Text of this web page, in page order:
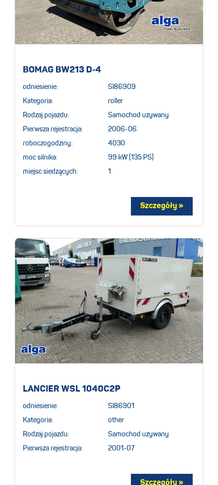
BOMAG BW213 D-4
odniesienie: SI86909
Kategoria: roller
Rodzaj pojazdu: Samochod uzywany
Pierwsza rejestracja: 2006-06
roboczogodziny: 4030
moc silnika: 99 kW (135 PS)
miejsc siedzących: 1
LANCIER WSL 1040C2P
odniesienie: SI86901
Kategoria: other
Rodzaj pojazdu: Samochod uzywany
Pierwsza rejestracja: 2001-07